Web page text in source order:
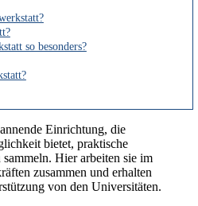
so besonders?
Einrichtung, die
bietet, praktische
Hier arbeiten sie im
zusammen und erhalten
von den Universitäten.